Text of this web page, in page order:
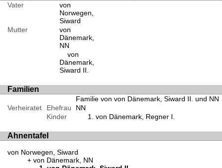
Vater
von
Norwegen,
Siward
Mutter
von
Dänemark,
NN
von
Dänemark,
Siward II.
Familien
Familie von von Dänemark, Siward II. und NN
Verheiratet
Ehefrau
NN
Kinder
von Dänemark, Regner I.
Ahnentafel
von Norwegen, Siward
von Dänemark, NN